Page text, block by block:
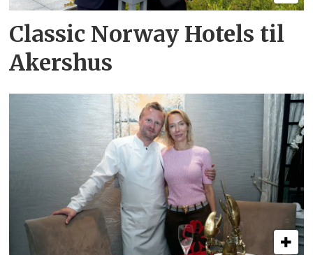
Classic Norway Hotels til
Akershus